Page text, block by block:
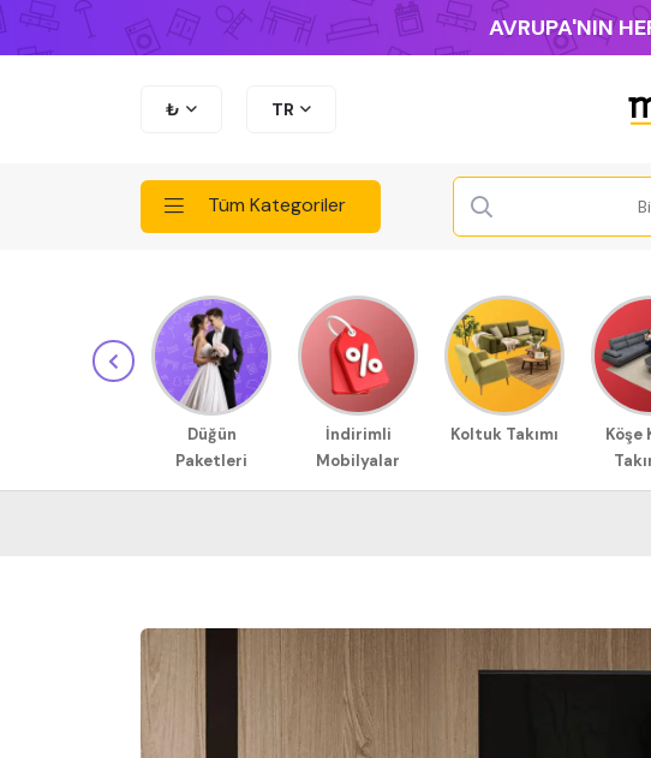
AVRUPA'NIN
₺ TR
Tüm Kategoriler
Düğün
Paketleri
İndirimli
Mobilyalar
Koltuk Takımı
Köşe